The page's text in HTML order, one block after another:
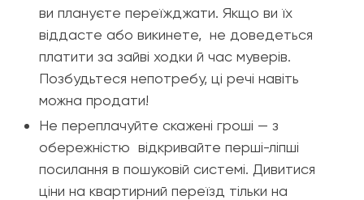
ви плануєте переїжджати. Якщо ви їх
віддасте або викинете, не доведеться
платити за зайві ходки й час муверів.
Позбудьтеся непотребу, ці речі навіть
можна продати!
Не переплачуйте скажені гроші — з
обережністю відкривайте перші-ліпші
посилання в пошуковій системі. Дивитися
ціни на квартирний переїзд тільки на